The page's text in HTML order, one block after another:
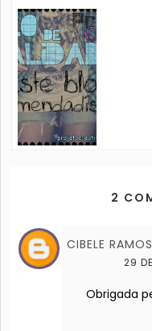
2
CIBELE RAMOS
29
Obrigada